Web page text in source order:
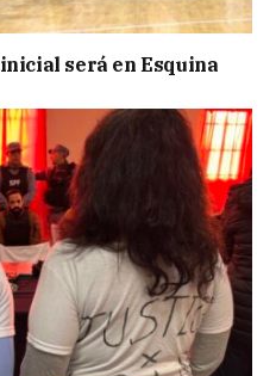
será en Esquina